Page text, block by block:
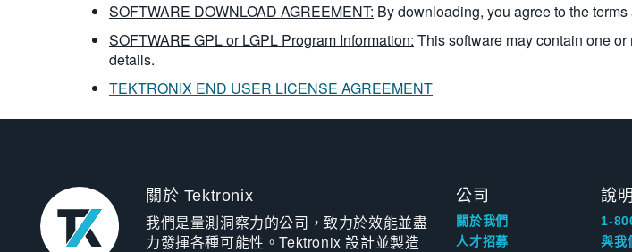
SOFTWARE DOWNLOAD AGREEMENT: By downloading, you agree to the
SOFTWARE GPL or LGPL Program Information: This software may contain one
details.
TEKTRONIX END USER LICENSE AGREEMENT
關於 Tektronix
我們是量測洞察力的公司，致力於效能並盡
力發揮各種可能性。Tektronix 設計並製造
公司
關於我們
人才招募
說
1-
與我